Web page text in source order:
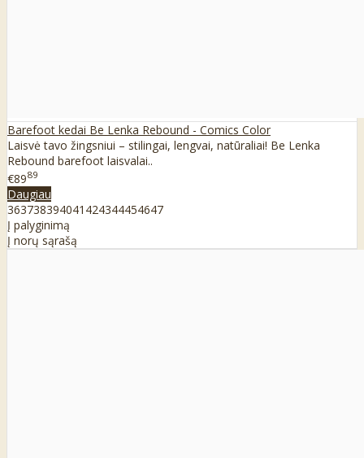
Barefoot kedai Be Lenka Rebound - Comics Color
Laisvė tavo žingsniui – stilingai, lengvai, natūraliai! Be Lenka
Rebound barefoot laisvalai..
€8989
Daugiau
363738394041 424344454647
Į palyginimą
Į norų sąrašą